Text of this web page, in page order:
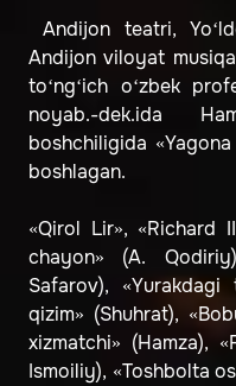
Andijon teatri,
Andijon viloyat
to‘ng‘ich o‘zbek
noyab.-dek.ida
boshchiligida
boshlagan.
«Qirol Lir», «Richard
chayon» (A.
Safarov),
qizim» (Shuhrat),
xizmatchi» (Hamza),
Ismoiliy), «Toshbolta